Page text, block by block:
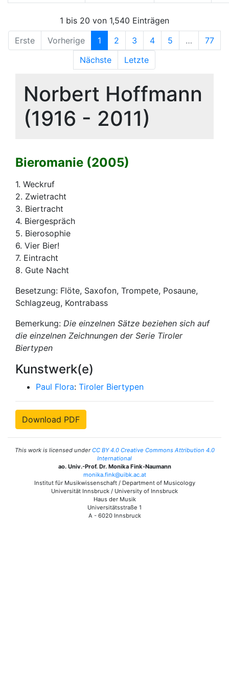
1 bis 20 von 1,540 Einträgen
Erste
Vorherige 1 2 3 4 5 …
77
Nächste
Letzte
Norbert Hoffmann
(1916 - 2011)
Bieromanie (2005)
1. Weckruf
2. Zwietracht
3. Biertracht
4. Biergespräch
5. Bierosophie
6. Vier Bier!
7. Eintracht
8. Gute Nacht
Besetzung: Flöte, Saxofon, Trompete, Posaune,
Schlagzeug, Kontrabass
Bemerkung: Die einzelnen Sätze beziehen sich auf
die einzelnen Zeichnungen der Serie Tiroler
Biertypen
Kunstwerk(e)
Paul Flora: Tiroler Biertypen
Download PDF
This work is licensed underCC BY 4.0 Creative Commons Attribution 4.0
International
ao. Univ.-Prof. Dr. Monika Fink-Naumann
monika.fink@uibk.ac.at
Institut für Musikwissenschaft / Department of Musicology
Universität Innsbruck / University of Innsbruck
Haus der Musik
Universitätsstraße 1
A - 6020 Innsbruck